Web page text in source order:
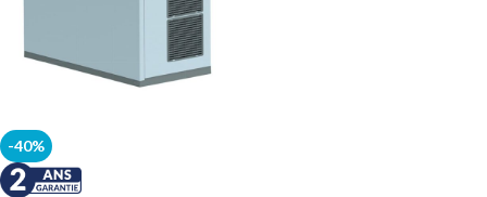
-40%